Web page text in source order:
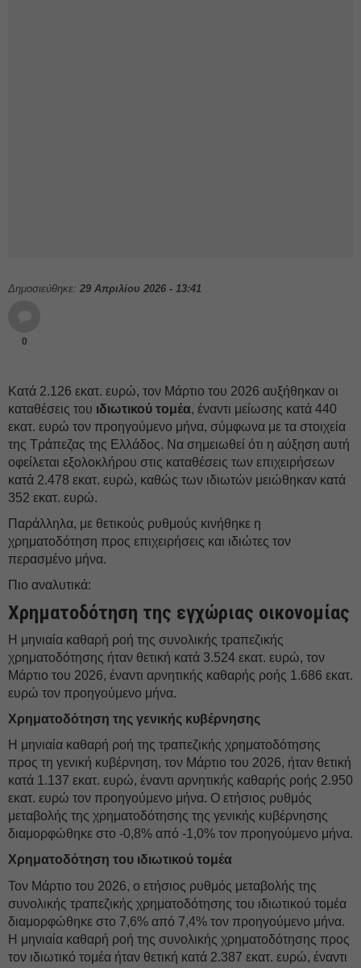
Δημοσιεύθηκε: 29 Απριλίου 2026 - 13:41
0
Κατά 2.126 εκατ. ευρώ, τον Μάρτιο του 2026 αυξήθηκαν οι
καταθέσεις του ιδιωτικού τομέα, έναντι μείωσης κατά 440
εκατ. ευρώ τον προηγούμενο μήνα, σύμφωνα με τα στοιχεία
της Τράπεζας της Ελλάδος. Να σημειωθεί ότι η αύξηση αυτή
οφείλεται εξολοκλήρου στις καταθέσεις των επιχειρήσεων
κατά 2.478 εκατ. ευρώ, καθώς των ιδιωτών μειώθηκαν κατά
352 εκατ. ευρώ.
Παράλληλα, με θετικούς ρυθμούς κινήθηκε η
χρηματοδότηση προς επιχειρήσεις και ιδιώτες τον
περασμένο μήνα.
Πιο αναλυτικά:
Χρηματοδότηση της εγχώριας οικονομίας
H μηνιαία καθαρή ροή της συνολικής τραπεζικής
χρηματοδότησης ήταν θετική κατά 3.524 εκατ. ευρώ, τον
Μάρτιο του 2026, έναντι αρνητικής καθαρής ροής 1.686 εκατ.
ευρώ τον προηγούμενο μήνα.
Χρηματοδότηση της γενικής κυβέρνησης
Η μηνιαία καθαρή ροή της τραπεζικής χρηματοδότησης
προς τη γενική κυβέρνηση, τον Μάρτιο του 2026, ήταν θετική
κατά 1.137 εκατ. ευρώ, έναντι αρνητικής καθαρής ροής 2.950
εκατ. ευρώ τον προηγούμενο μήνα. Ο ετήσιος ρυθμός
μεταβολής της χρηματοδότησης της γενικής κυβέρνησης
διαμορφώθηκε στο -0,8% από -1,0% τον προηγούμενο μήνα.
Χρηματοδότηση του ιδιωτικού τομέα
Τον Μάρτιο του 2026, o ετήσιος ρυθμός μεταβολής της
συνολικής τραπεζικής χρηματοδότησης του ιδιωτικού τομέα
διαμορφώθηκε στο 7,6% από 7,4% τον προηγούμενο μήνα.
Η μηνιαία καθαρή ροή της συνολικής χρηματοδότησης προς
τον ιδιωτικό τομέα ήταν θετική κατά 2.387 εκατ. ευρώ, έναντι